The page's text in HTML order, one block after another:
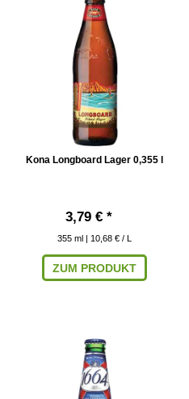
Kona Longboard Lager 0,355 l
3,79 € *
355 ml | 10,68 € / L
ZUM PRODUKT